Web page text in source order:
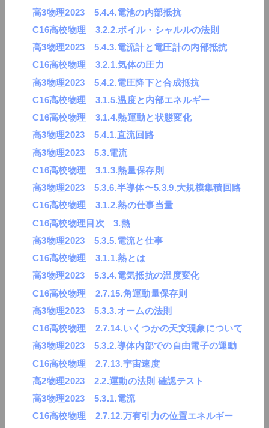
高3物理2023 5.4.4.電池の内部抵抗
C16高校物理 3.2.2.ボイル・シャルルの法則
高3物理2023 5.4.3.電流計と電圧計の内部抵抗
C16高校物理 3.2.1.気体の圧力
高3物理2023 5.4.2.電圧降下と合成抵抗
C16高校物理 3.1.5.温度と内部エネルギー
C16高校物理 3.1.4.熱運動と状態変化
高3物理2023 5.4.1.直流回路
高3物理2023 5.3.電流
C16高校物理 3.1.3.熱量保存則
高3物理2023 5.3.6.半導体〜5.3.9.大規模集積回路
C16高校物理 3.1.2.熱の仕事当量
C16高校物理目次 3.熱
高3物理2023 5.3.5.電流と仕事
C16高校物理 3.1.1.熱とは
高3物理2023 5.3.4.電気抵抗の温度変化
C16高校物理 2.7.15.角運動量保存則
高3物理2023 5.3.3.オームの法則
C16高校物理 2.7.14.いくつかの天文現象について
高3物理2023 5.3.2.導体内部での自由電子の運動
C16高校物理 2.7.13.宇宙速度
高2物理2023 2.2.運動の法則 確認テスト
高3物理2023 5.3.1.電流
C16高校物理 2.7.12.万有引力の位置エネルギー